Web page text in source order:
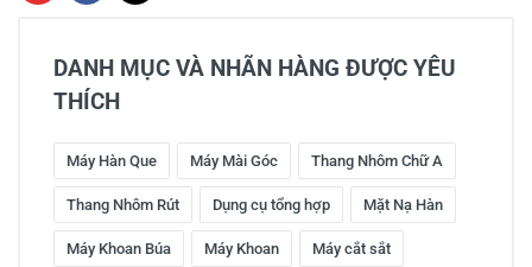
DANH MỤC VÀ NHÃN HÀNG ĐƯỢC YÊU
THÍCH
Máy Hàn Que Máy Mài Góc Thang Nhôm Chữ A
Thang Nhôm Rút Dụng cụ tổng hợp Mặt Nạ Hàn
Máy Khoan Búa Máy Khoan Máy cắt sắt